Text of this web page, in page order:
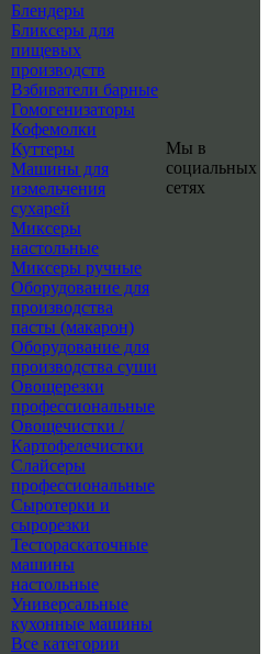
Блендеры
Бликсеры для
пищевых
производств
Взбиватели барные
Гомогенизаторы
Кофемолки
Куттеры
Машины для
измельчения
сухарей
Миксеры
настольные
Миксеры ручные
Оборудование для
производства
пасты (макарон)
Оборудование для
производства суши
Овощерезки
профессиональные
Овощечистки /
Картофелечистки
Слайсеры
профессиональные
Сыротерки и
сырорезки
Тестораскаточные
машины
настольные
Универсальные
кухонные машины
Все категории
Мы в
социальных
сетях